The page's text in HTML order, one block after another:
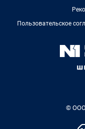
Пользовательское
© ООО